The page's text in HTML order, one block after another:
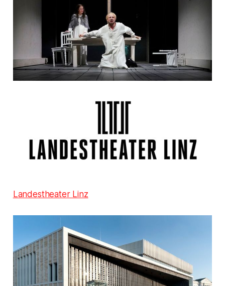
Landestheater Linz